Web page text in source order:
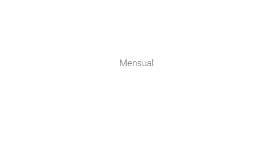
Mensual